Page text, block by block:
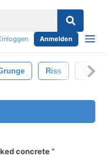
Anmelden
Riss Risse
concrete